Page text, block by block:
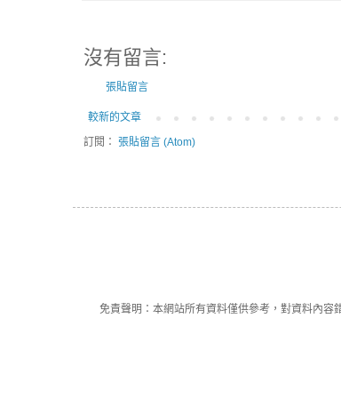
沒有留言:
張貼留言
較新的文章
訂閱： 張貼留言 (Atom)
免責聲明：本網站所有資料僅供參考，對資料內容